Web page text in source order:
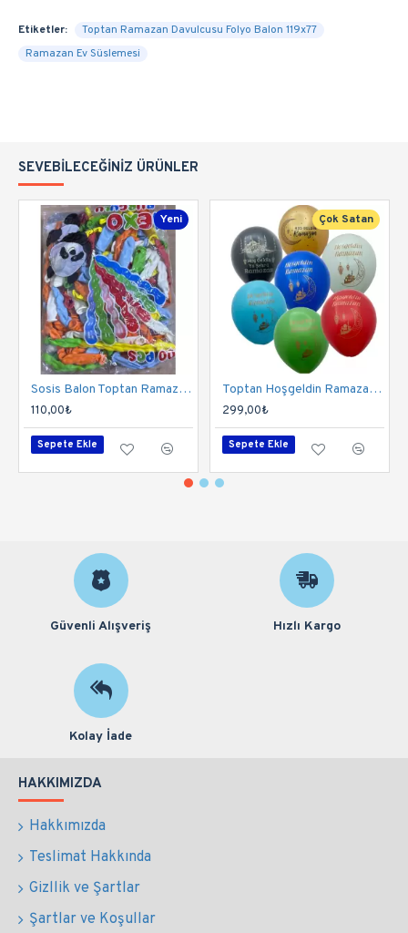
Etiketler:
Toptan Ramazan Davulcusu Folyo Balon 119x77
Ramazan Ev Süslemesi
SEVEBILECEĞINIZ ÜRÜNLER
Yeni
Sosis Balon Toptan Ramazan Hediyelik
110,00₺
Sepete Ekle
Çok Satan
Toptan Hoşgeldin Ramazan Baskılı Balon 100 Adet
299,00₺
Sepete Ekle
Güvenli Alışveriş Hızlı Kargo
Kolay İade
HAKKIMIZDA
Hakkımızda
Teslimat Hakkında
Gizllik ve Şartlar
Şartlar ve Koşullar